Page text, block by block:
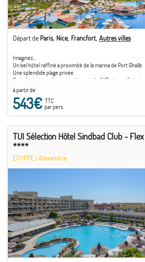
Départ de Paris Nice Francfort Autres villes
Imaginez...
Un bel hôtel raffiné à proximité de la marina de Port Ghalib
Une splendide plage privée.
Frais de visa pour les ressortissants de l'UE et transferts
à partir de
543€TTC
par pers.
TUI Sélection Hôtel Sindbad Club -
****
EGYPTE | Alexandrie